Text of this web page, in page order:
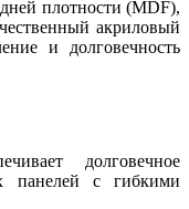
плотности (MDF),
акриловый
и долговечность
долговечное
панелей с гибкими